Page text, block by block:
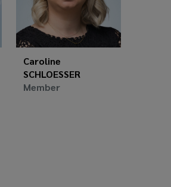
Caroline
SCHLOESSER
Member